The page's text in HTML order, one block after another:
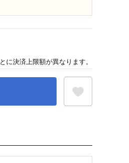
に決済上限額が異なります。